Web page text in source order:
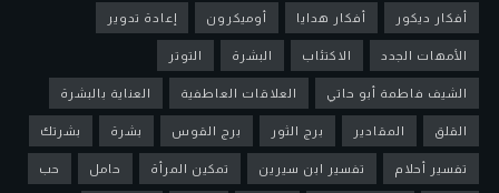
أفكار ديكور أفكار هدايا أوميكرون إعادة تدوير
الأمهات الجدد الاكتئاب البشرة التوتر
الشيف فاطمة أبو حاتي العلاقات العاطفية العناية بالبشرة
القلق المقادير برج الثور برج القوس بشرة بشرتك
تفسير أحلام تفسير ابن سيرين تمكين المرأة حامل حب